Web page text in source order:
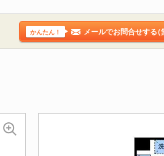
かんたん！ メールでお問合せする（